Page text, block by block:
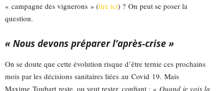
« campagne des vignerons » (lire ici) ? On peut se poser la
question.
« Nous devons préparer l’après-crise »
On se doute que cette évolution risque d’être ternie ces prochains
mois par les décisions sanitaires liées au Covid 19. Mais
Maxime Toubart reste, ou veut rester, confiant : « Quand je vois la